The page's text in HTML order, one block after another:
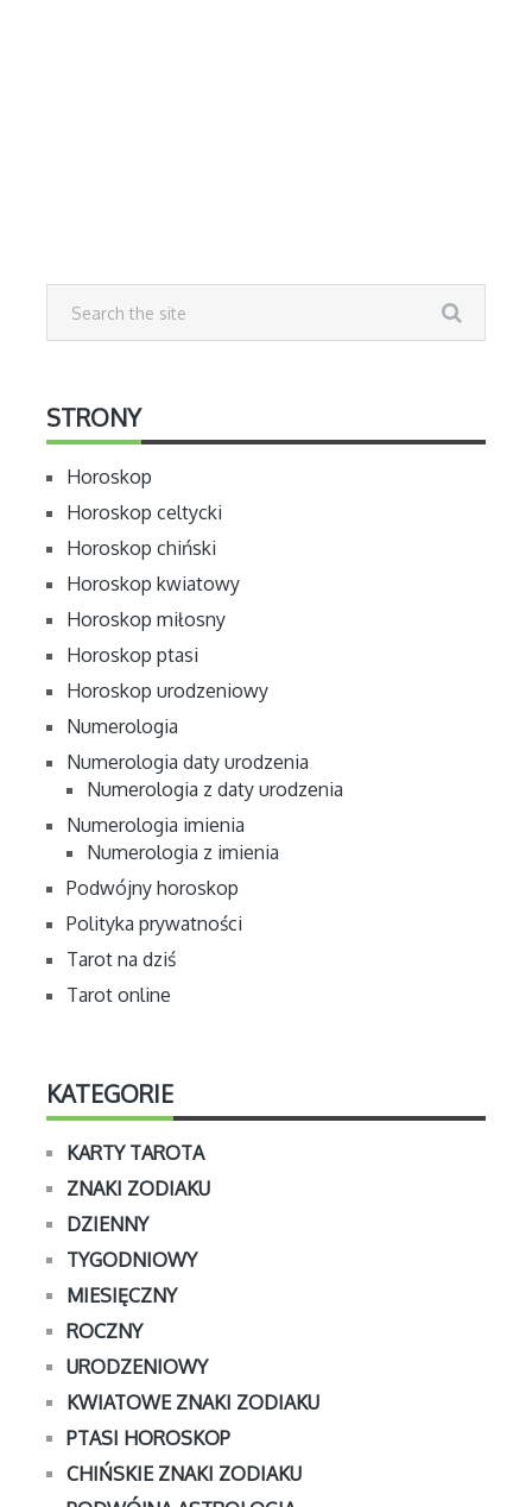
STRONY
Horoskop
Horoskop celtycki
Horoskop chiński
Horoskop kwiatowy
Horoskop miłosny
Horoskop ptasi
Horoskop urodzeniowy
Numerologia
Numerologia daty urodzenia
Numerologia z daty urodzenia
Numerologia imienia
Numerologia z imienia
Podwójny horoskop
Polityka prywatności
Tarot na dziś
Tarot online
KATEGORIE
KARTY TAROTA
ZNAKI ZODIAKU
DZIENNY
TYGODNIOWY
MIESIĘCZNY
ROCZNY
URODZENIOWY
KWIATOWE ZNAKI ZODIAKU
PTASI HOROSKOP
CHIŃSKIE ZNAKI ZODIAKU